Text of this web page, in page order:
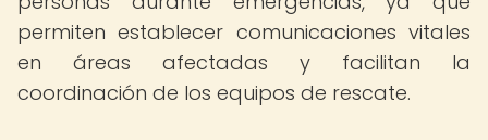
permiten establecer comunicaciones vitales
en áreas afectadas y facilitan la
coordinación de los equipos de rescate.